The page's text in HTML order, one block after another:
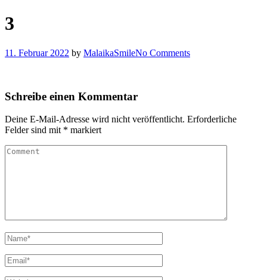
3
11. Februar 2022 by MalaikaSmileNo Comments
Schreibe einen Kommentar
Deine E-Mail-Adresse wird nicht veröffentlicht. Erforderliche
Felder sind mit * markiert